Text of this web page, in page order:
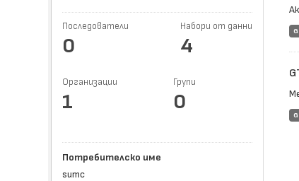
Последователи
0
Набори от данни
4
Организации
1
Групи
0
Потребителско име
sumc